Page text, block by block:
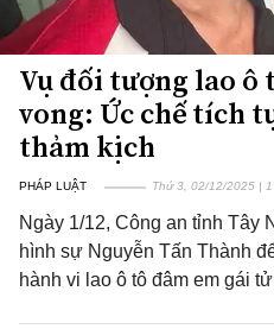
Vụ đối tượng lao ô
vong: Ức chế tích
thảm kịch
PHÁP LUẬT Thứ 3, 02/12/2025 |
Ngày 1/12, Công an tỉnh Tây
hình sự Nguyễn Tấn Thành
hành vi lao ô tô đâm em gái